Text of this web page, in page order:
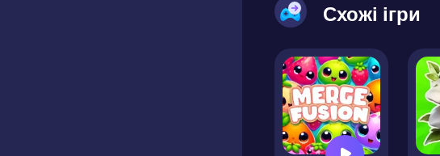
Схожі ігри